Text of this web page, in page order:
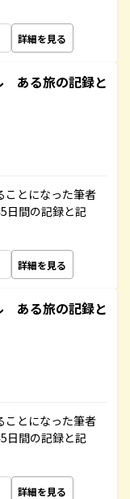
詳細を見る
ある旅の記録と
ことになった筆者
日間の記録と記
詳細を見る
ある旅の記録と
ことになった筆者
日間の記録と記
詳細を見る